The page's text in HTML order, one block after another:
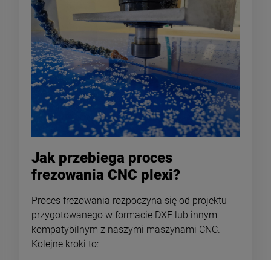
Jak przebiega proces
frezowania CNC plexi?
Proces frezowania rozpoczyna się od projektu
przygotowanego w formacie DXF lub innym
kompatybilnym z naszymi maszynami CNC.
Kolejne kroki to: